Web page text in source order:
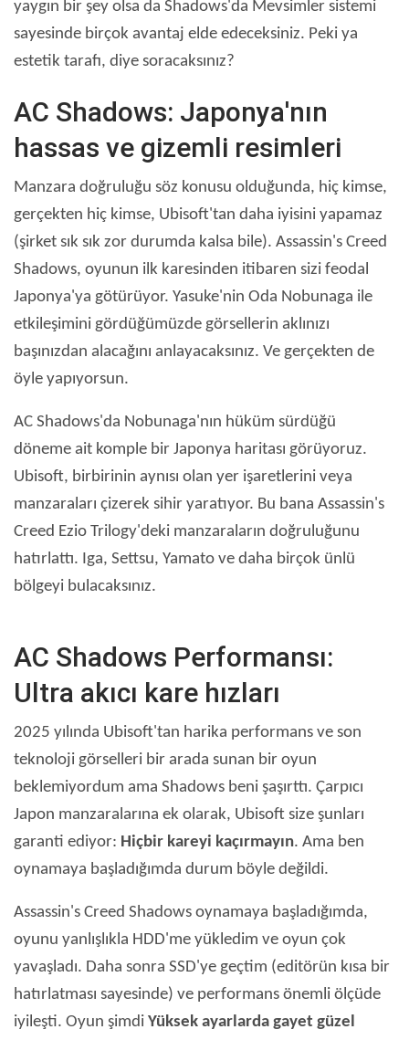
yaygın bir şey olsa da Shadows'da Mevsimler sistemi
sayesinde birçok avantaj elde edeceksiniz. Peki ya
estetik tarafı, diye soracaksınız?
AC Shadows: Japonya'nın
hassas ve gizemli resimleri
Manzara doğruluğu söz konusu olduğunda, hiç kimse,
gerçekten hiç kimse, Ubisoft'tan daha iyisini yapamaz
(şirket sık sık zor durumda kalsa bile). Assassin's Creed
Shadows, oyunun ilk karesinden itibaren sizi feodal
Japonya'ya götürüyor. Yasuke'nin Oda Nobunaga ile
etkileşimini gördüğümüzde görsellerin aklınızı
başınızdan alacağını anlayacaksınız. Ve gerçekten de
öyle yapıyorsun.
AC Shadows'da Nobunaga'nın hüküm sürdüğü
döneme ait komple bir Japonya haritası görüyoruz.
Ubisoft, birbirinin aynısı olan yer işaretlerini veya
manzaraları çizerek sihir yaratıyor. Bu bana Assassin's
Creed Ezio Trilogy'deki manzaraların doğruluğunu
hatırlattı. Iga, Settsu, Yamato ve daha birçok ünlü
bölgeyi bulacaksınız.
AC Shadows Performansı:
Ultra akıcı kare hızları
2025 yılında Ubisoft'tan harika performans ve son
teknoloji görselleri bir arada sunan bir oyun
beklemiyordum ama Shadows beni şaşırttı. Çarpıcı
Japon manzaralarına ek olarak, Ubisoft size şunları
garanti ediyor: Hiçbir kareyi kaçırmayın. Ama ben
oynamaya başladığımda durum böyle değildi.
Assassin's Creed Shadows oynamaya başladığımda,
oyunu yanlışlıkla HDD'me yükledim ve oyun çok
yavaşladı. Daha sonra SSD'ye geçtim (editörün kısa bir
hatırlatması sayesinde) ve performans önemli ölçüde
iyileşti. Oyun şimdi Yüksek ayarlarda gayet güzel